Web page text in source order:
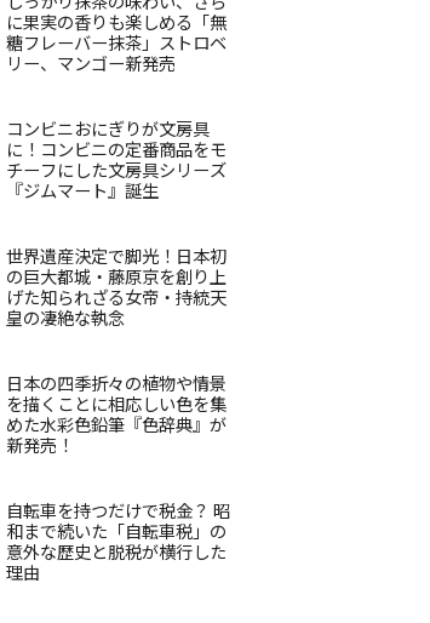
に果実の香りも楽しめる「無
糖フレーバー抹茶」ストロベ
リー、マンゴー新発売
コンビニおにぎりが文房具
に！コンビニの定番商品をモ
チーフにした文房具シリーズ
『ジムマート』誕生
世界遺産決定で脚光！日本初
の巨大都城・藤原京を創り上
げた知られざる女帝・持統天
皇の凄絶な執念
日本の四季折々の植物や情景
を描くことに相応しい色を集
めた水彩色鉛筆『色辞典』が
新発売！
自転車を持つだけで税金？ 昭
和まで続いた「自転車税」の
意外な歴史と脱税が横行した
理由